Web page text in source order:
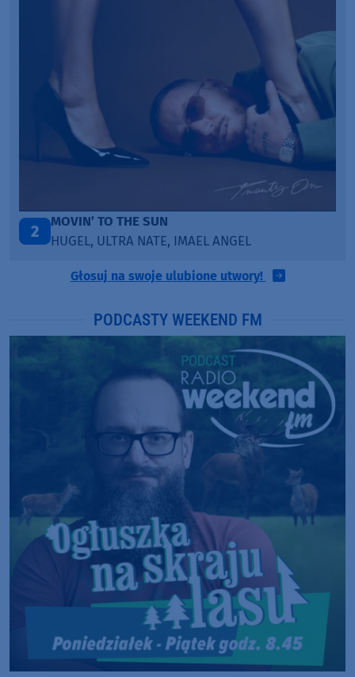
3
ITEPE ITEDE
SANAH
Głosuj na swoje ulubione utwory!
PODCASTY WEEKEND FM